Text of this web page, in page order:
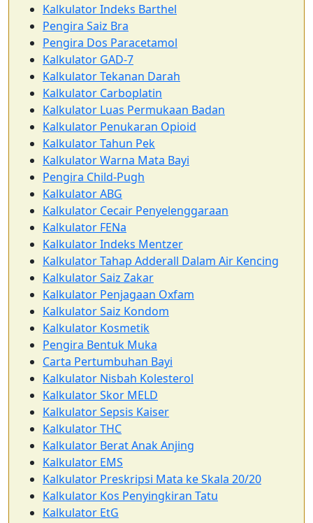
Kalkulator Indeks Barthel
Pengira Saiz Bra
Pengira Dos Paracetamol
Kalkulator GAD-7
Kalkulator Tekanan Darah
Kalkulator Carboplatin
Kalkulator Luas Permukaan Badan
Kalkulator Penukaran Opioid
Kalkulator Tahun Pek
Kalkulator Warna Mata Bayi
Pengira Child-Pugh
Kalkulator ABG
Kalkulator Cecair Penyelenggaraan
Kalkulator FENa
Kalkulator Indeks Mentzer
Kalkulator Tahap Adderall Dalam Air Kencing
Kalkulator Saiz Zakar
Kalkulator Penjagaan Oxfam
Kalkulator Saiz Kondom
Kalkulator Kosmetik
Pengira Bentuk Muka
Carta Pertumbuhan Bayi
Kalkulator Nisbah Kolesterol
Kalkulator Skor MELD
Kalkulator Sepsis Kaiser
Kalkulator THC
Kalkulator Berat Anak Anjing
Kalkulator EMS
Kalkulator Preskripsi Mata ke Skala 20/20
Kalkulator Kos Penyingkiran Tatu
Kalkulator EtG